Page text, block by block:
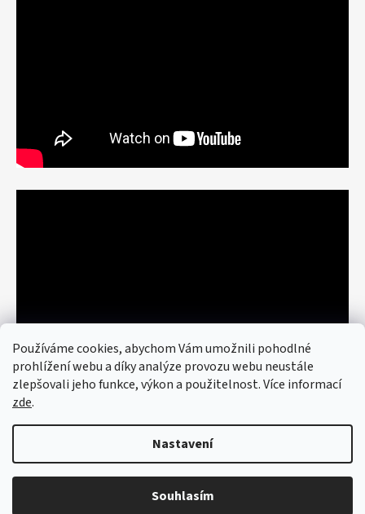
Používáme cookies, abychom Vám umožnili pohodlné
prohlížení webu a díky analýze provozu webu neustále
zlepšovali jeho funkce, výkon a použitelnost. Více informací
zde.
Nastavení
Souhlasím
© 2026 art re use. Všechna práva
Upravit nastavení cookies